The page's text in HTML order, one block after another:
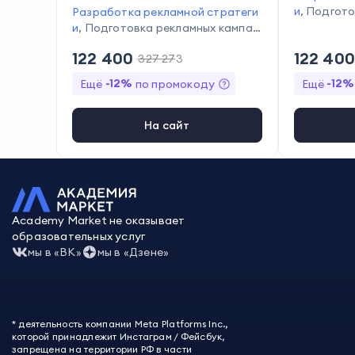
Разработка рекламной стратеги
и, Подготовка рекламных кампан
амы, Анализ эффективности рекл
Анализ конкуре
нтов
122 400 327 273
Ещё -12% по промокоду
На сайт
и,
ми и
тивности
бор и
е А/В-
122 400
Ещё -12%
Academy Market не оказывает
образовательных услуг
мы в «ВК»
мы в «Дзене»
* деятельность компании Meta Platforms Inc.,
которой принадлежит Инстаграм / Фейсбук,
запрещена на территории РФ в части